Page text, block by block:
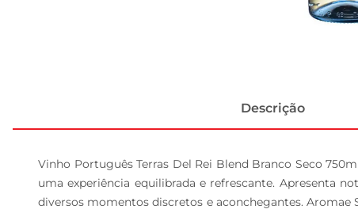
Descrição
Vinho Português Terras Del Rei Blend Branco Seco
uma experiência equilibrada e refrescante. Apresenta
diversos momentos discretos e aconchegantes.